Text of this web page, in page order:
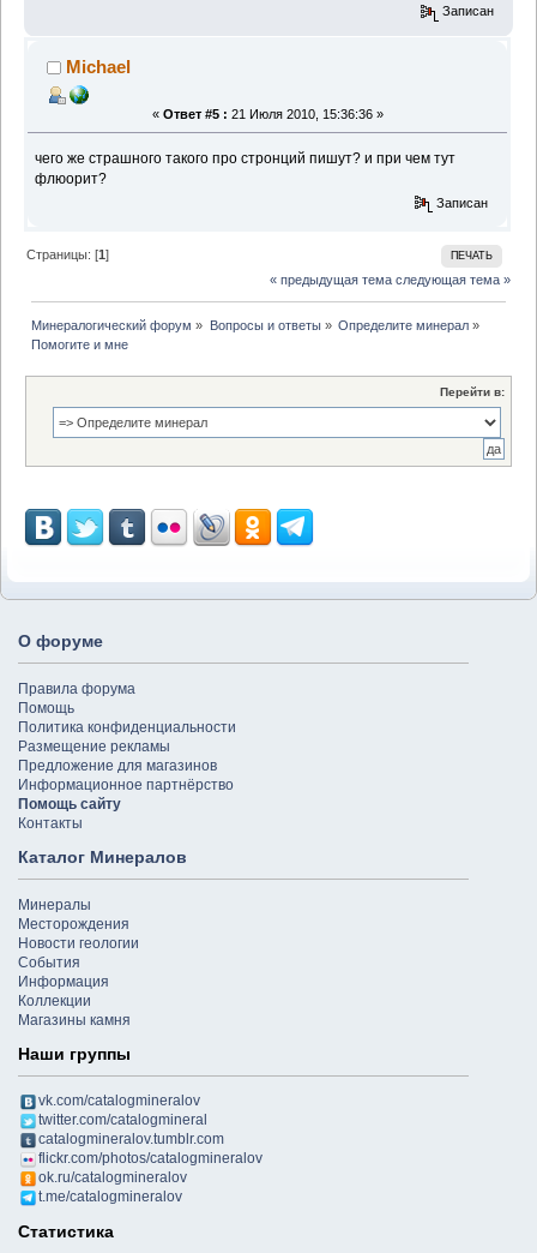
Записан
Michael
« Ответ #5 : 21 Июля 2010, 15:36:36 »
чего же страшного такого про стронций пишут? и при чем тут
флюорит?
Записан
ПЕЧАТЬ
Страницы: [1]
« предыдущая тема следующая тема »
Минералогический форум » Вопросы и ответы» Определите минерал»
Помогите и мне
Перейти в:
О форуме
Правила форума
Помощь
Политика конфиденциальности
Размещение рекламы
Предложение для магазинов
Информационное партнёрство
Помощь сайту
Контакты
Каталог Минералов
Минералы
Месторождения
Новости геологии
События
Информация
Коллекции
Магазины камня
Наши группы
vk.com/catalogmineralov
twitter.com/catalogmineral
catalogmineralov.tumblr.com
flickr.com/photos/catalogmineralov
ok.ru/catalogmineralov
t.me/catalogmineralov
Статистика